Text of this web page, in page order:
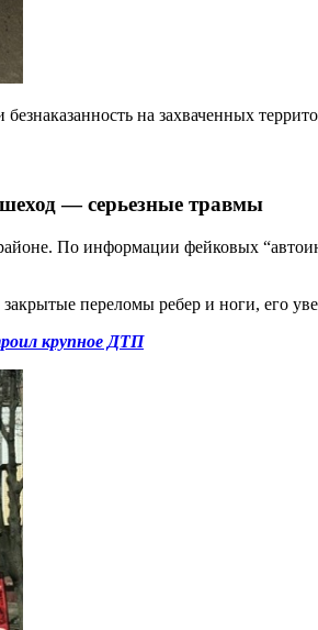
на захваченных
— серьезные травмы
По информации фейковых
переломы ребер и ноги, его
крупное ДТП